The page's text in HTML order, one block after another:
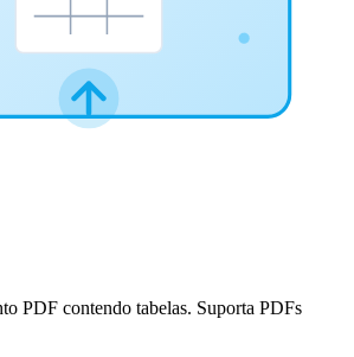
PDF contendo tabelas. Suporta PDFs